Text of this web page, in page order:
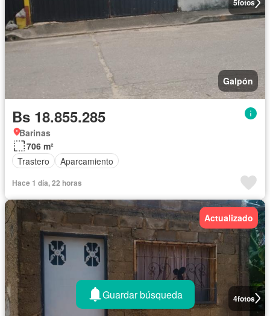
5fotos
Galpón
Bs 18.855.285
Barinas
706 m²
Trastero
Aparcamiento
Hace 1 día, 22 horas
4fotos
Actualizado
Guardar búsqueda